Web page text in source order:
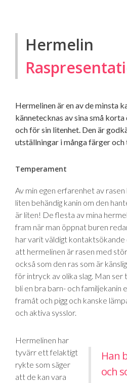
Hermelin
Hermelinen är en av de minsta
kännetecknas av sina små
och för sin litenhet. Den är
utställningar i många färger och
Temperament
Av min egen erfarenhet av
liten behändig kanin om den
är liten! De flesta av mina
fram när man öppnat buren
har varit väldigt kontaktsökande
att hermelinen är rasen med
också som den ras som är
för intryck av olika slag. Man
bli en bra barn- och familjekanin
framåt och pigg och kanske
och aktiva sysslor.
Han
och
Hermelinen har
tyvärr ett felaktigt
rykte som säger
att de kan vara